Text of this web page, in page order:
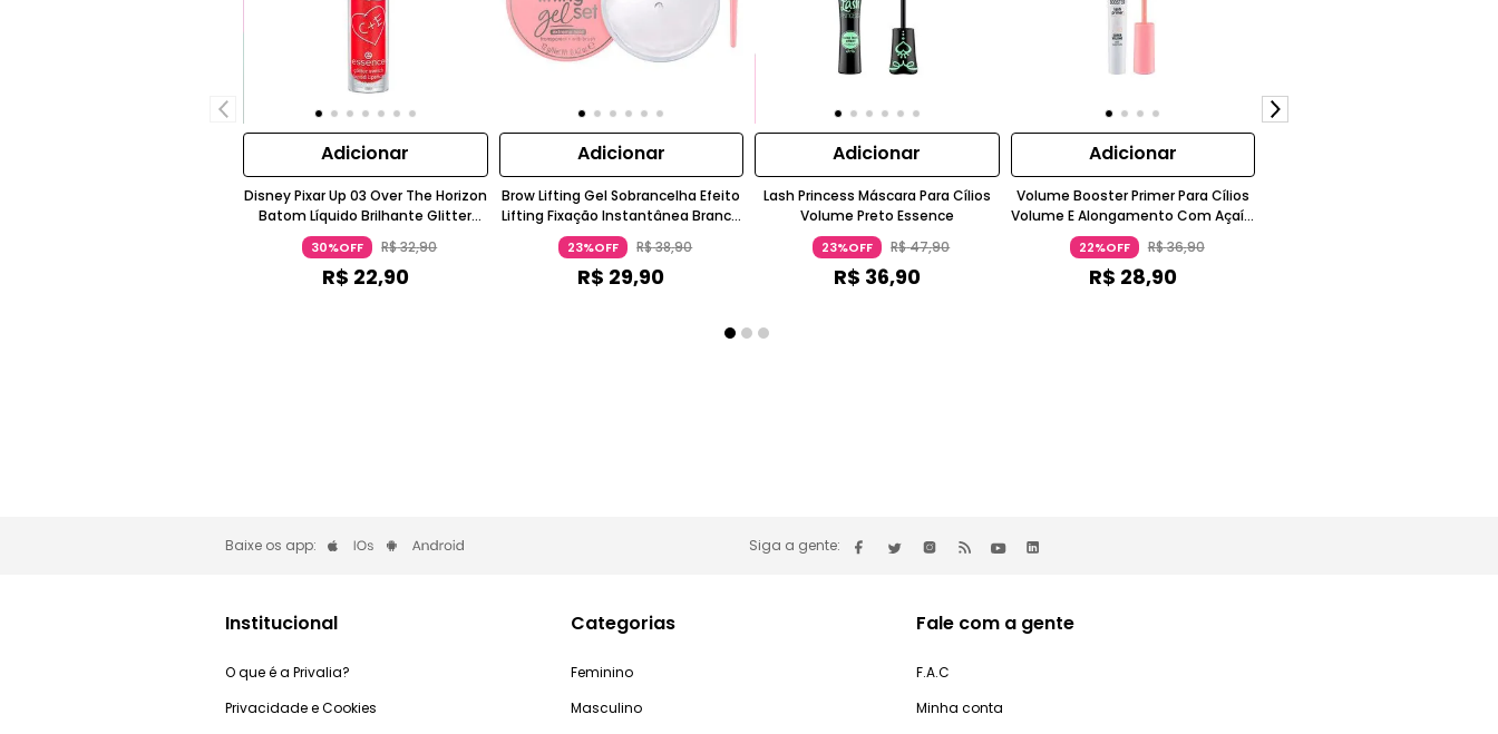
Adicionar
Disney Pixar Up 03 Over The Horizon
Batom Líquido Brilhante Glitter
Bordô Essence
30%OFF R$32,90
R$ 22,90
Adicionar
Brow Lifting Gel Sobrancelha Efeito
Lifting Fixação Instantânea Branco
Essence
23%OFF R$38,90
R$ 29,90
Adicionar
Lash Princess Máscara Para Cílios
Volume Preto Essence
23%OFF R$47,90
R$ 36,90
Adicionar
Volume Booster Primer Para Cílios
Volume E Alongamento Com Açaí E
Manteiga De Manga Branco
ESSENCE
22%OFF R$36,90
R$ 28,90
Baixe os app: Siga a gente:
Institucional
O que é a Privalia?
Privacidade e Cookies
Categorias
Feminino
Masculino
Fale com a gente
F.A.C
Minha conta